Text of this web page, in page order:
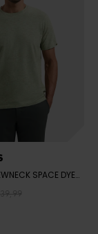
T-SHIRT CREWNECK SPACE DYED STRIPE